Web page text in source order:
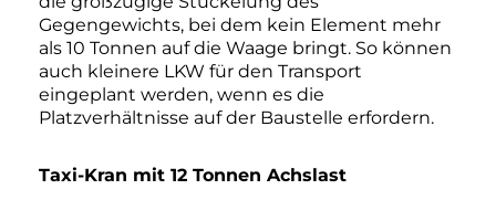
Gegengewichts, bei dem kein Element mehr
als 10 Tonnen auf die Waage bringt. So können
auch kleinere LKW für den Transport
eingeplant werden, wenn es die
Platzverhältnisse auf der Baustelle erfordern.
Taxi-Kran mit 12 Tonnen Achslast